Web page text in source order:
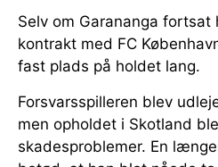
Selv om Garananga
kontrakt med FC
fast plads på holdet lang.
Forsvarsspilleren blev
men opholdet i Skotland
skadesproblemer. En